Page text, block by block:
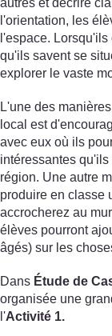
autres et décrire
l'orientation, les
l'espace.
qu'ils savent se
explorer le vaste
L'une des
local est
avec eux où ils
intéressantes
région. Une autre
produire en classe
accrocherez au
élèves pourront
âgés) sur les
Dans Étude de
organisée une
l'Activité 1.